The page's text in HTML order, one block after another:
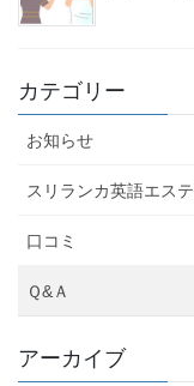
カテゴリー
お知らせ
スリランカ英語エス
口コミ
Ｑ&Ａ
アーカイブ